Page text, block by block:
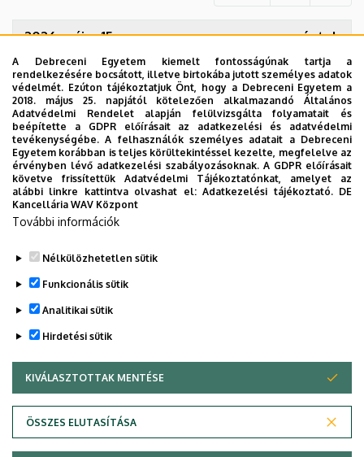
2026. május 15. péntek
08:00
Tavaszi Tudományos Hallgatói
Konferencia
2026. május 21. csütörtök
10:00
XVII. Térinformatikai Konferencia és
Szakkiállítás 2026 Debrecen
2026. június 5.
emlékére
13:00
2026. június 18. csütörtök
08:30
EKÖP konferencia a Debreceni
Egyetemen
10:00 MK-diplomaosztó ünnepség
Adatvédelem
A Debreceni Egyetem kiemelt fontosságúnak tartja a
rendelkezésére bocsátott, illetve birtokába jutott személyes adatok
védelmét. Ezúton tájékoztatjuk Önt, hogy a Debreceni Egyetem a
2018. május 25. napjától kötelezően alkalmazandó Általános
Adatvédelmi Rendelet alapján felülvizsgálta folyamatait és
beépítette a GDPR előírásait az adatkezelési és adatvédelmi
tevékenységébe. A felhasználók személyes adatait a Debreceni
Egyetem korábban is teljes körültekintéssel kezelte, megfelelve az
érvényben lévő adatkezelési szabályozásoknak. A GDPR előírásait
követve frissítettük Adatvédelmi Tájékoztatónkat, amelyet az
alábbi linkre kattintva olvashat el:Adatkezelési tájékoztató. DE
Kancellária WAV Központ
További információk
Nélkülözhetetlen sütik
Funkcionális sütik
Analitikai sütik
Hirdetési sütik
KIVÁLASZTOTTAK MENTÉSE
ÖSSZES ELUTASÍTÁSA
WITHDRAW CONSENT